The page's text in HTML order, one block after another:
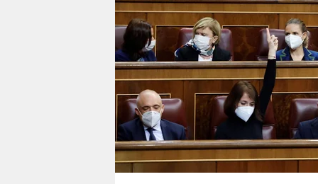
veranstaltungen
shop
fragen & hilfe
unterstützen
abo
genossenschaft